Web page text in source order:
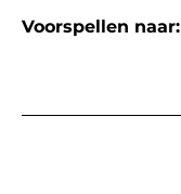
Voorspellen naar: